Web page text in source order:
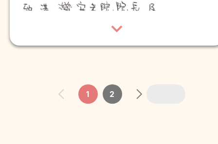
謝謝您們於疫情嚴峻期間
依然謹守剛(崗)位照顧長者
1 2